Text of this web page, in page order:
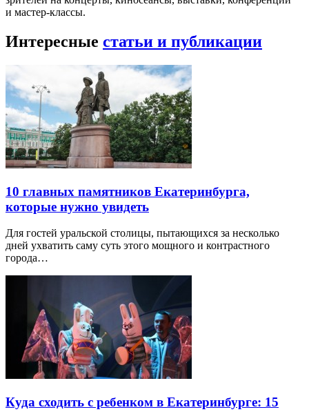
и мастер-классы.
Интересные статьи и публикации
10 главных памятников Екатеринбурга,
которые нужно увидеть
Для гостей уральской столицы, пытающихся за несколько
дней ухватить саму суть этого мощного и контрастного
города…
Куда сходить с ребенком в Екатеринбурге: 15